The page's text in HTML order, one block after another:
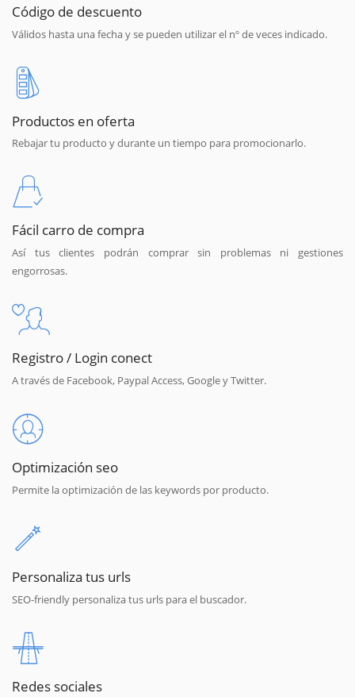
Código de descuento
Válidos hasta una fecha y se pueden utilizar el nº de veces indicado.
Productos en oferta
Rebajar tu producto y durante un tiempo para promocionarlo.
Fácil carro de compra
Así tus clientes podrán comprar sin problemas ni gestiones
engorrosas.
Registro / Login conect
A través de Facebook, Paypal Access, Google y Twitter.
Optimización seo
Permite la optimización de las keywords por producto.
Personaliza tus urls
SEO-friendly personaliza tus urls para el buscador.
Redes sociales